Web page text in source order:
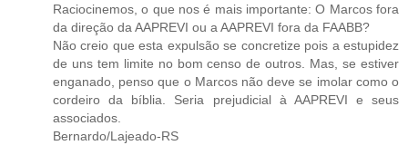
Raciocinemos, o que nos é mais importante: O Marcos fora
da direção da AAPREVI ou a AAPREVI fora da FAABB?
Não creio que esta expulsão se concretize pois a estupidez
de uns tem limite no bom censo de outros. Mas, se estiver
enganado, penso que o Marcos não deve se imolar como o
cordeiro da bíblia. Seria prejudicial à AAPREVI e seus
associados.
Bernardo/Lajeado-RS